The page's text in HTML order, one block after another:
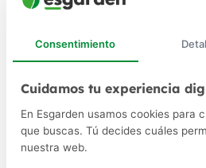
Consentimiento
Cuidamos tu experiencia
En Esgarden usamos cookies para
que buscas. Tú decides cuáles
nuestra web.